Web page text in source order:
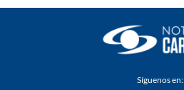
Síguenos en: